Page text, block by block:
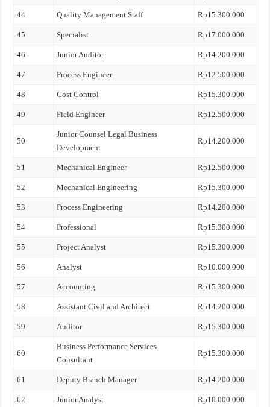
44 Quality Management Staff Rp15.300.000
45 Specialist Rp17.000.000
46 Junior Auditor Rp14.200.000
47 Process Engineer Rp12.500.000
48 Cost Control Rp15.300.000
49 Field Engineer Rp12.500.000
50
Junior Counsel Legal Business
Development
Rp14.200.000
51 Mechanical Engineer Rp12.500.000
52 Mechanical Engineering Rp15.300.000
53 Process Engineering Rp14.200.000
54 Professional Rp15.300.000
55 Project Analyst Rp15.300.000
56 Analyst Rp10.000.000
57 Accounting Rp15.300.000
58 Assistant Civil and Architect Rp14.200.000
59 Auditor Rp15.300.000
60
Business Performance Services
Consultant
Rp15.300.000
61 Deputy Branch Manager Rp14.200.000
62 Junior Analyst Rp10.000.000